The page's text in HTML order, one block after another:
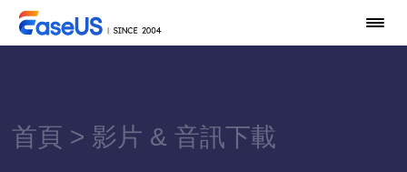
首頁 > 影片 & 音訊下載